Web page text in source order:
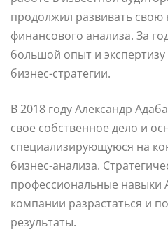
продолжил развивать свою
финансового анализа. За
большой опыт и
бизнес-стратегии.
В 2018 году Александр
свое собственное дело и
специализирующуюся на
бизнес-анализа.
профессиональные навыки
компании разрастаться и
результаты.